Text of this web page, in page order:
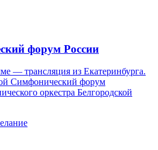
форум России
— трансляция из Екатеринбурга.
Симфонический форум
оркестра Белгородской